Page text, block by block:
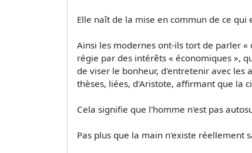
Elle naît de la mise en commun de ce
Ainsi les modernes ont-ils tort de parler
régie par des intérêts « économiques »,
de viser le bonheur, d'entretenir avec les
thèses, liées, d'Aristote, affirmant que la
Cela signifie que l'homme n'est pas
Pas plus que la main n'existe réellement